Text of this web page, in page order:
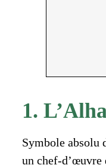
1.
Symbole absolu
un chef-d’œuvre